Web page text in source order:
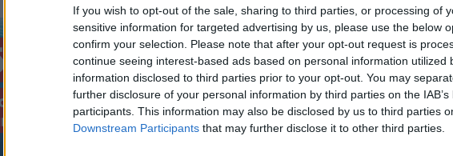
If you wish to opt-out of the sale, sharing to third parties, or processing of
sensitive information for targeted advertising by us, please use the below
confirm your selection. Please note that after your opt-out request is
continue seeing interest-based ads based on personal information utilized
information disclosed to third parties prior to your opt-out. You may
further disclosure of your personal information by third parties on the
participants. This information may also be disclosed by us to third parties
Downstream Participants that may further disclose it to other third parties.